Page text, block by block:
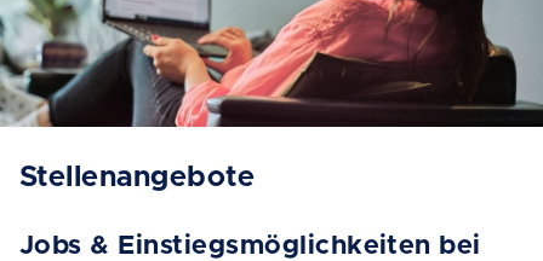
Stellenangebote
Jobs & Einstiegsmöglichkeiten bei